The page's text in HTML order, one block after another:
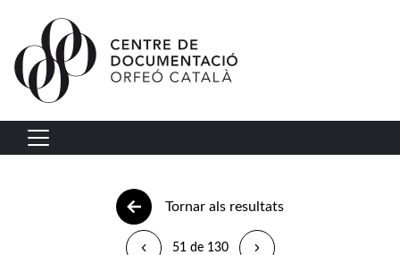
Vés al contingut
Navegació principal
Tornar als resultats
51 de 130